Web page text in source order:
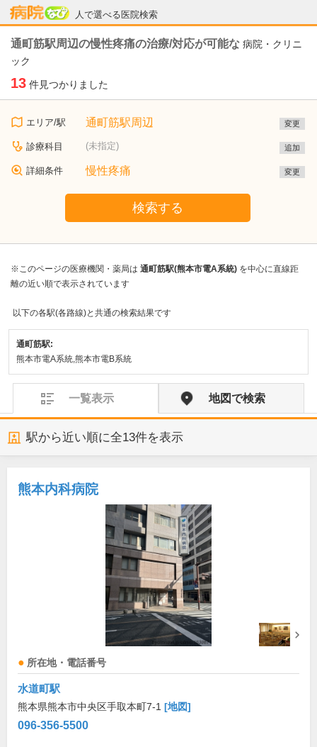
人で選べる医院検索
病院なび
通町筋駅周辺の慢性疼痛の治療/対応が可能な 病院・クリニ
ック
13 件見つかりました
エリア/駅 通町筋駅周辺 変更
診療科目 (未指定) 追加
詳細条件 慢性疼痛 変更
検索する
※このページの医療機関・薬局は 通町筋駅(熊本市電A系統) を中心に直線距
離の近い順で表示されています
以下の各駅(各路線)と共通の検索結果です
通町筋駅:
熊本市電A系統,熊本市電B系統
一覧表示 地図で検索
駅から近い順に全13件を表示
熊本内科病院
所在地・電話番号
水道町駅
熊本県熊本市中央区手取本町7-1 [地図]
096-356-5500